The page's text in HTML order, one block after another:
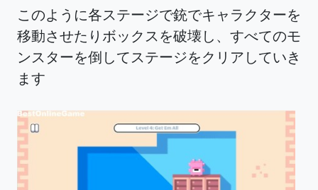
このように各ステージで銃でキャラクターを
移動させたりボックスを破壊し、すべてのモ
ンスターを倒してステージをクリアしていき
ます